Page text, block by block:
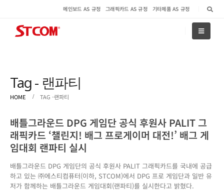
메인보드 AS 규정 그래픽카드 AS 규정 기타제품 AS 규정
Tag - 랜파티
HOME TAG -랜파티
배틀그라운드 DPG 게임단 공식 후원사 PALIT 그
래픽카드 ‘챌린지! 배그 프로게이머 대전!’ 배그 게
임대회 랜파티 실시
배틀그라운드 DPG 게임단의 공식 후원사 PALIT 그래픽카드를 국내에 공급
하고 있는 ㈜에스티컴퓨터(이하, STCOM)에서 DPG 프로 게임단과 일반 유
저가 함께하는 배틀그라운드 게임대회(랜파티)를 실시한다고 밝혔다.